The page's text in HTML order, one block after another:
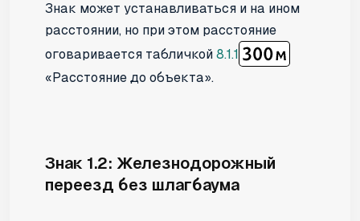
Знак может устанавливаться и на ином
расстоянии, но при этом расстояние
оговаривается табличкой 8.1.1
«Расстояние до объекта».
Знак 1.2: Железнодорожный
переезд без шлагбаума